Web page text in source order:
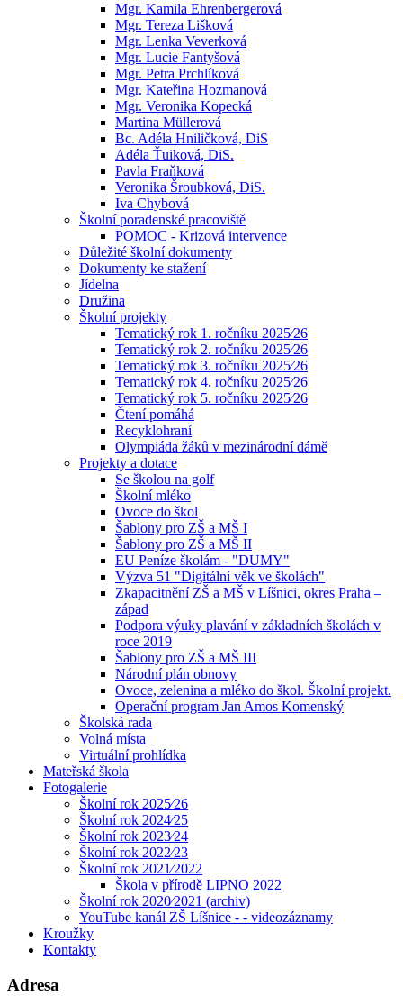
Mgr. Kamila Ehrenbergerová
Mgr. Tereza Lišková
Mgr. Lenka Veverková
Mgr. Lucie Fantyšová
Mgr. Petra Prchlíková
Mgr. Kateřina Hozmanová
Mgr. Veronika Kopecká
Martina Müllerová
Bc. Adéla Hniličková, DiS
Adéla Ťuiková, DiS.
Pavla Fraňková
Veronika Šroubková, DiS.
Iva Chybová
Školní poradenské pracoviště
POMOC - Krizová intervence
Důležité školní dokumenty
Dokumenty ke stažení
Jídelna
Družina
Školní projekty
Tematický rok 1. ročníku 2025⁄26
Tematický rok 2. ročníku 2025⁄26
Tematický rok 3. ročníku 2025⁄26
Tematický rok 4. ročníku 2025⁄26
Tematický rok 5. ročníku 2025⁄26
Čtení pomáhá
Recyklohraní
Olympiáda žáků v mezinárodní dámě
Projekty a dotace
Se školou na golf
Školní mléko
Ovoce do škol
Šablony pro ZŠ a MŠ I
Šablony pro ZŠ a MŠ II
EU Peníze školám - "DUMY"
Výzva 51 "Digitální věk ve školách"
Zkapacitnění ZŠ a MŠ v Líšnici, okres Praha –
západ
Podpora výuky plavání v základních školách v
roce 2019
Šablony pro ZŠ a MŠ III
Národní plán obnovy
Ovoce, zelenina a mléko do škol. Školní projekt.
Operační program Jan Amos Komenský
Školská rada
Volná místa
Virtuální prohlídka
Mateřská škola
Fotogalerie
Školní rok 2025⁄26
Školní rok 2024⁄25
Školní rok 2023⁄24
Školní rok 2022⁄23
Školní rok 2021⁄2022
Škola v přírodě LIPNO 2022
Školní rok 2020⁄2021 (archiv)
YouTube kanál ZŠ Líšnice - - videozáznamy
Kroužky
Kontakty
Adresa